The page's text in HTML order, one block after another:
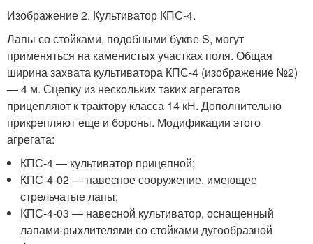
Изображение 2. Культиватор КПС-4.
Лапы со стойками, подобными букве S, могут
применяться на каменистых участках поля. Общая
ширина захвата культиватора КПС-4 (изображение №2)
— 4 м. Сцепку из нескольких таких агрегатов
прицепляют к трактору класса 14 кН. Дополнительно
прикрепляют еще и бороны. Модификации этого
агрегата:
КПС-4 — культиватор прицепной;
КПС-4-02 — навесное сооружение, имеющее
стрельчатые лапы;
КПС-4-03 — навесной культиватор, оснащенный
лапами-рыхлителями со стойками дугообразной